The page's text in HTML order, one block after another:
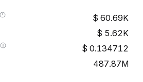
60.69K
5.62K
0.134712
487.87M